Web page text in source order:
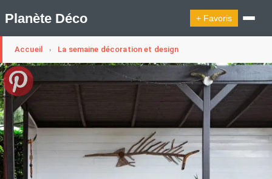
Planète Déco + Favoris
🛍︎ Shop Planète Déco ℹ︎ À propos
Appartement Design Cabanes
Decoration Noël
Design Suédois En Quelques Photos
Idées Déco En 10 Photos
La Semaine Décoration Et Design
Maison En Ville
Méli-Mélo Suédois
Publi Reportage
Accueil › La semaine décoration et design